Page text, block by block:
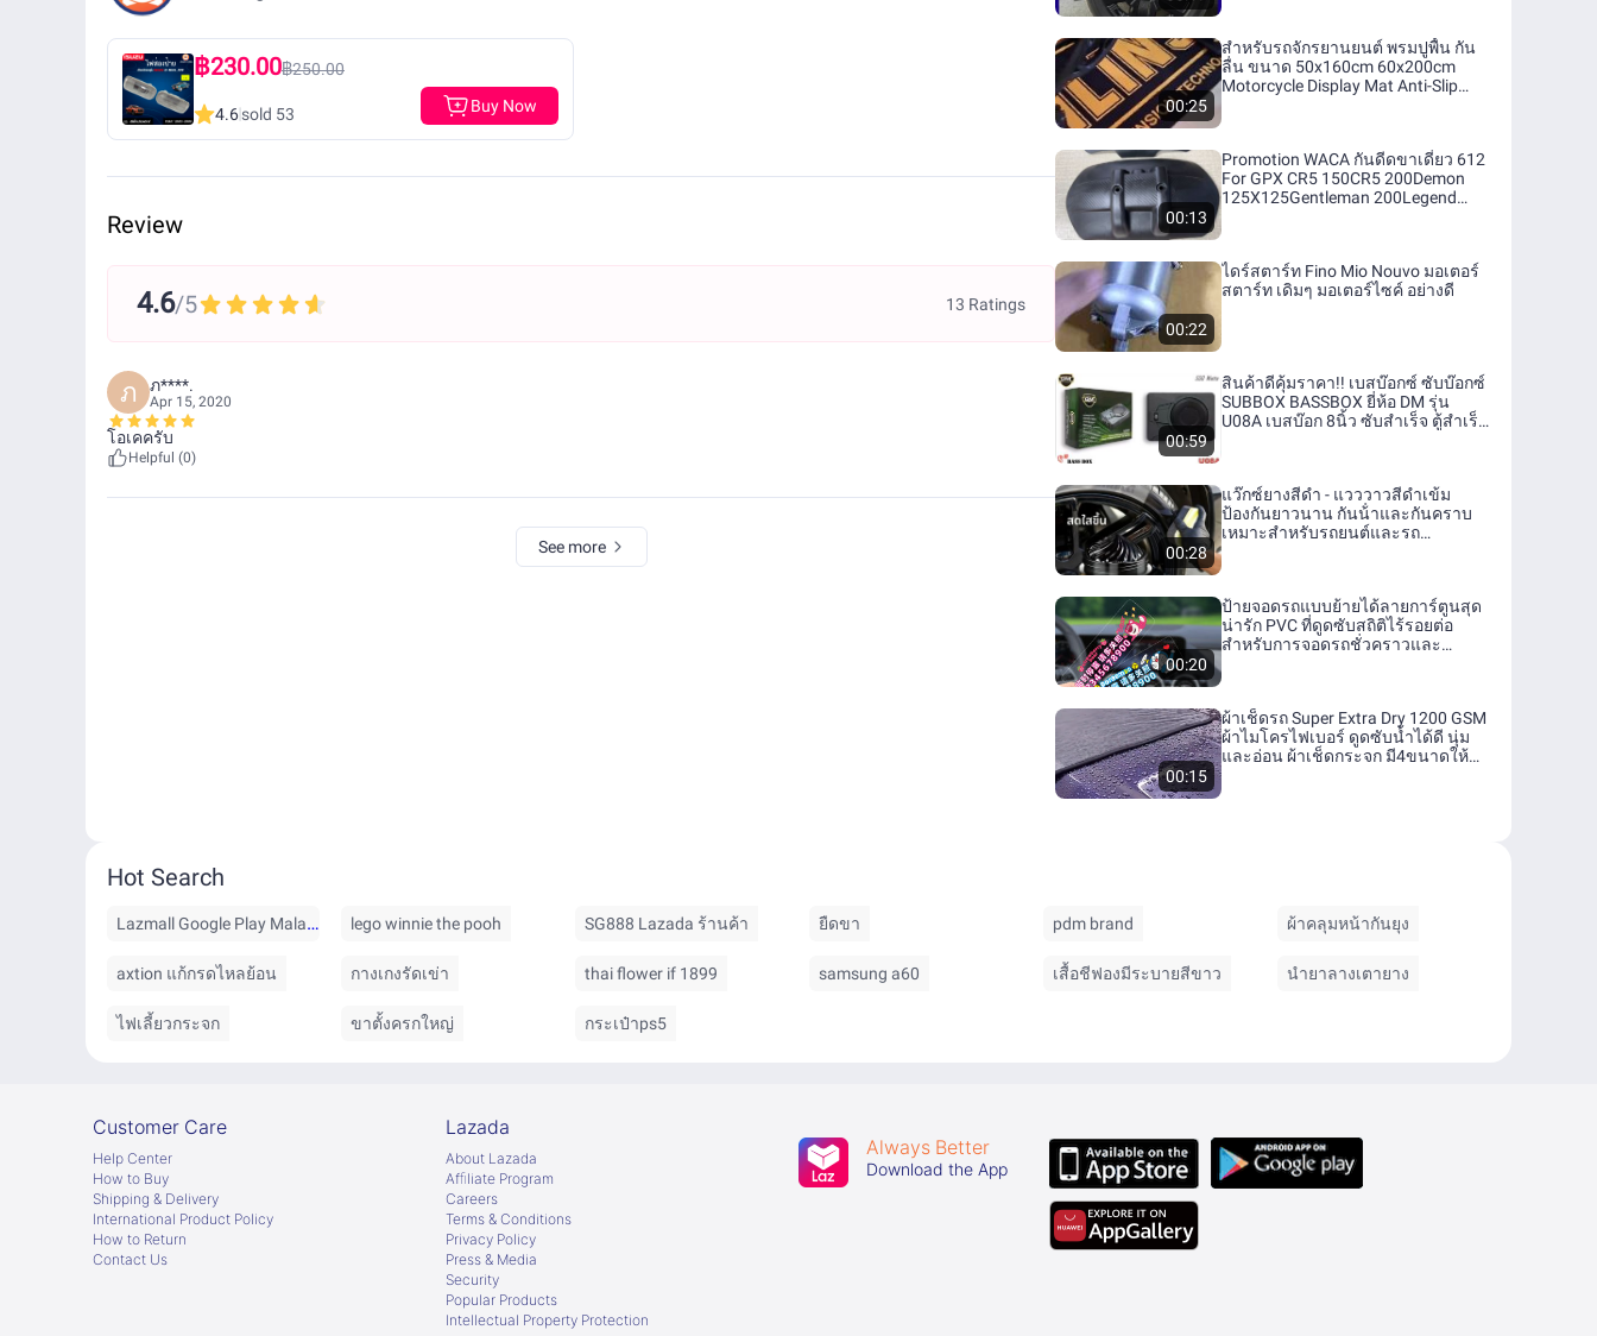
฿230.00฿250.00
4.6sold 53 Buy Now
Review
4.6/5 13 Ratings
ภ ภ****.
Apr 15, 2020
โอเคครับ
Helpful (0)
See more
00:25
สําหรับรถจักรยานยนต์ พรมปูพื้น กัน
ลื่น ขนาด 50x160cm 60x200cm
Motorcycle Display Mat Anti-Slip
ตกแต่งพื้นป้องกันการเสื่อกันลื่น พรมปู
รถ พรมรองรถ พรมปูรถประกวด พรม
จอดรถ
00:13
Promotion WACA กันดีดขาเดี่ยว 612
For GPX CR5 150CR5 200Demon
125X125Gentleman 200Legend
00:22
ไดร์สตาร์ท Fino Mio Nouvo มอเตอร์
สตาร์ท เดิมๆ มอเตอร์ไซค์ อย่างดี
00:59
สินค้าดีคุ้มราคา!! เบสบ๊อกซ์ ซับบ๊อกซ์
SUBBOX BASSBOX ยี่ห้อ DM รุ่น
U08A เบสบ๊อก 8นิ้ว ซับสำเร็จ ตู้สำเร็จ
00:28
แว๊กซ์ยางสีดํา - แวววาวสีดําเข้ม
ป้องกันยาวนาน กันน้ําและกันคราบ
เหมาะสําหรับรถยนต์และรถ
00:20
ป้ายจอดรถแบบย้ายได้ลายการ์ตูนสุด
น่ารัก PVC ที่ดูดซับสถิติไร้รอยต่อ
สำหรับการจอดรถชั่วคราวและ
00:15
ผ้าเช็ดรถ Super Extra Dry 1200 GSM
ผ้าไมโครไฟเบอร์ ดูดซับน้ำได้ดี นุ่ม
และอ่อน ผ้าเช็ดกระจก มี4ขนาดให้
Hot Search
Lazmall Google Play Malaysia lego winnie the pooh SG888 Lazada ร้านค้า ยืดขา pdm brand ผ้าคลุมหน้ากันยุง
axtion แก้กรดไหลย้อน กางเกงรัดเข่า thai flower if 1899 samsung a60 เสื้อชีฟองมีระบายสีขาว นำยาลางเตายาง
ไฟเลี้ยวกระจก ขาตั้งครกใหญ่ กระเป๋าps5
Customer Care
Help Center
How to Buy
Shipping & Delivery
International Product Policy
How to Return
Contact Us
Lazada
About Lazada
Afﬁliate Program
Careers
Terms & Conditions
Privacy Policy
Press & Media
Security
Popular Products
Intellectual Property Protection
Always Better
Download the App